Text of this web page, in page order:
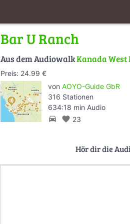
Bar U Ranch
Aus dem AudiowalkKanada
Preis: 24.99 €
von AOYO-Guide GbR
316 Stationen
634:18 min Audio
directions_car favorite 23
Hör dir die